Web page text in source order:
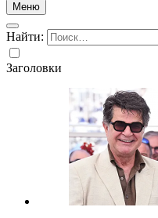
Меню
Найти:
Заголовки